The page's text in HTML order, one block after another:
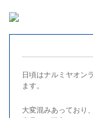
日頃はナルミヤオン
ます。
大変混みあっており